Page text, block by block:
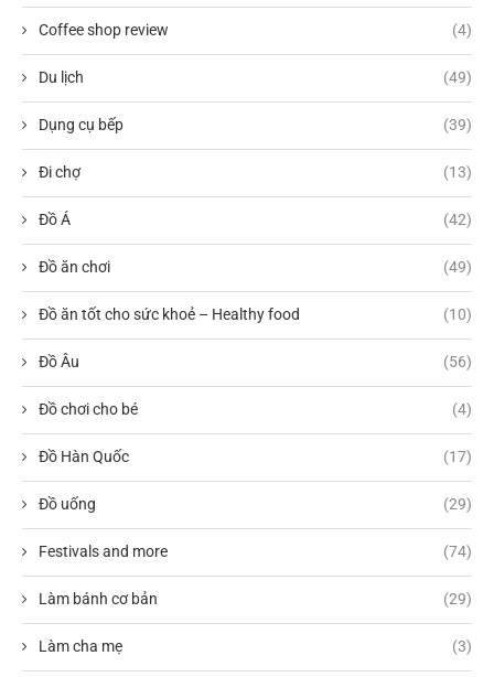
Coffee shop review (4)
Du lịch (49)
Dụng cụ bếp (39)
Đi chợ (13)
Đồ Á (42)
Đồ ăn chơi (49)
Đồ ăn tốt cho sức khoẻ – Healthy food (10)
Đồ Âu (56)
Đồ chơi cho bé (4)
Đồ Hàn Quốc (17)
Đồ uống (29)
Festivals and more (74)
Làm bánh cơ bản (29)
Làm cha mẹ (3)